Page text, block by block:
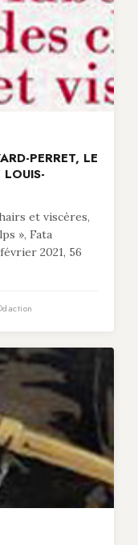
PERRET, LE
LOUIS-
et viscères,
», Fata
2021, 56